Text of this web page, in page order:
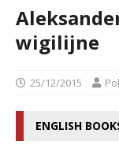
wigilijne
25/12/2015
ENGLISH